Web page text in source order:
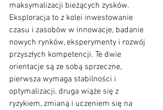
maksymalizacji bieżących zysków.
Eksploracja to z kolei inwestowanie
czasu i zasobów w innowacje, badanie
nowych rynków, eksperymenty i rozwój
przyszłych kompetencji. Te dwie
orientacje są ze sobą sprzeczne,
pierwsza wymaga stabilności i
optymalizacji, druga wiąże się z
ryzykiem, zmianą i uczeniem się na